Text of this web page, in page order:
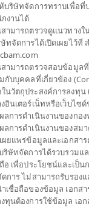
ดาวน์โหลด
เอกสาร
ว (Feeder Fund)
โดยกองทุนหลักมีน
ดให้กำลังจะเข้า
ประสงค์เพื่อสร้าง
ามเสี่ยง (Hedging)
ทรัพย์หรือทรัพย์สิน
ะใดขณะหนึ่ง
ป
ป
จ
วั
บริษัทจัดการทราบเพื่อ
งานได้
ามารถตรวจดูแนวทางใ
ทจัดการได้เปิดเผยไว้ที่
ามารถตรวจสอบข้อมูล
กับบุคคลที่เกี่ยวข้อง
นวัตถุประสงค์การลงทุ
อินเตอร์เน็ทหรือเว็บไซ
ลการดำเนินงานของก
ลการดำเนินงานของส
ผยแพร่ข้อมูลและเอกส
ริษัทจัดการได้รวบรวม
อ เพื่อประโยชน์และเป็
การ ไม่สามารถรับรอง
เชื่อถือของข้อมูล เอกส
ทุนต้องการใช้ข้อมูล เอ